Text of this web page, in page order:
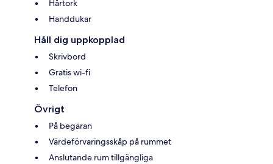
Hårtork
Handdukar
Håll dig uppkopplad
Skrivbord
Gratis wi-fi
Telefon
Övrigt
På begäran
Värdeförvaringsskåp på rummet
Anslutande rum tillgängliga